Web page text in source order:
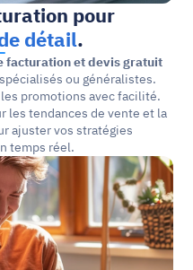
pour
détail.
facturation et devis gratuit
ou généralistes.
promotions avec facilité.
les tendances de vente et la
ajuster vos stratégies
temps réel.